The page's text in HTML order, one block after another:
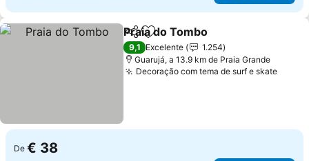
PartilharAdicionar aos favoritos
Praia do Tombo
9,1 Excelente
1.254
Guarujá, a 13.9 km de Praia Grande
Decoração com tema de surf e skate
De € 38